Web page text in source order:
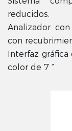
reducidos.
Analizador
con
Interfaz
color de 7 ”.